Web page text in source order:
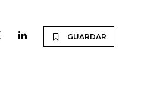
GUARDAR